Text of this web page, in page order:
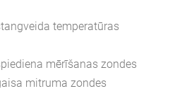
temperatūras
mērīšanas zondes
mitruma zondes